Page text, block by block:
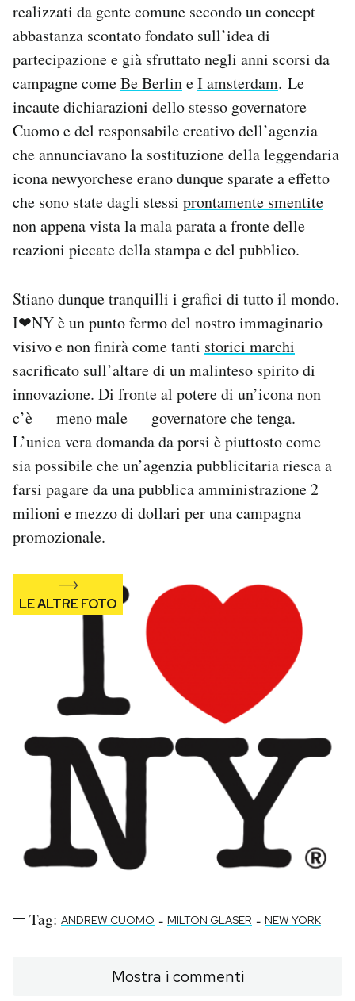
realizzati da gente comune secondo un concept
abbastanza scontato fondato sull’idea di
partecipazione e già sfruttato negli anni scorsi da
campagne comeBe BerlineI amsterdam. Le
incaute dichiarazioni dello stesso governatore
Cuomo e del responsabile creativo dell’agenzia
che annunciavano la sostituzione della leggendaria
icona newyorchese erano dunque sparate a effetto
che sono state dagli stessi prontamente smentite
non appena vista la mala parata a fronte delle
reazioni piccate della stampa e del pubblico.
Stiano dunque tranquilli i grafici di tutto il mondo.
I❤NY è un punto fermo del nostro immaginario
visivo e non finirà come tanti storici marchi
sacrificato sull’altare di un malinteso spirito di
innovazione. Di fronte al potere di un’icona non
c’è — meno male — governatore che tenga.
L’unica vera domanda da porsi è piuttosto come
sia possibile che un’agenzia pubblicitaria riesca a
farsi pagare da una pubblica amministrazione 2
milioni e mezzo di dollari per una campagna
promozionale.
Tag: ANDREW CUOMO - MILTON GLASER - NEW YORK
Mostra i commenti